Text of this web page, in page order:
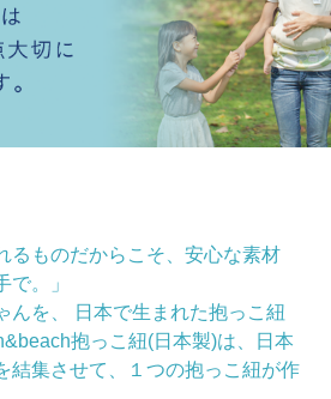
るものだからこそ、安心な素材
で。」
んを、 日本で生まれた抱っこ紐
抱っこ紐(日本製)は、日本
結集させて、１つの抱っこ紐が作